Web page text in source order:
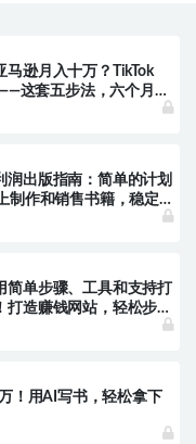
马逊月入十万？TikTok
这套五步法，六个月就
润出版指南：简单的计划
制作和销售书籍，稳定获
作畅销书籍，轻松赚取持
简单步骤、工具和支持打
打造赚钱网站，轻松步步
！用AI写书，轻松拿下